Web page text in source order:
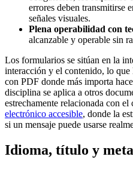
errores deben transmitirse
señales visuales.
Plena operabilidad con
alcanzable y operable sin
Los formularios se sitúan en la
interacción y el contenido, lo
con PDF donde más importa
disciplina se aplica a otros
estrechamente relacionada con el
electrónico accesible, donde la
si un mensaje puede usarse
Idioma, título y